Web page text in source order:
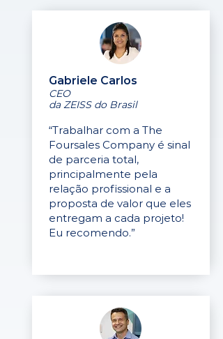
Gabriele Carlos
CEO
da ZEISS do Brasil
“Trabalhar com a The
Foursales Company é sinal
de parceria total,
principalmente pela
relação profissional e a
proposta de valor que eles
entregam a cada projeto!
Eu recomendo.”